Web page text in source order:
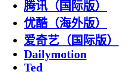
腾讯（国际版）
优酷（海外版）
爱奇艺（国际版）
Dailymotion
Ted